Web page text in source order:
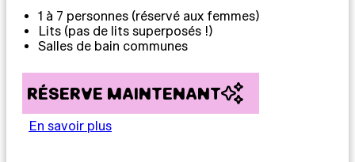
1 à 7 personnes (réservé aux femmes)
Lits (pas de lits superposés !)
Salles de bain communes
RÉSERVE MAINTENANT
En savoir plus